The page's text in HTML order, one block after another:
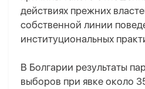
действиях прежних
собственной линии
институциональных
В Болгарии результаты
выборов при явке около